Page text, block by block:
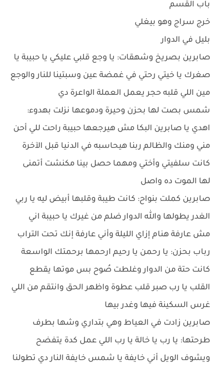
باب القسم
خرج سراج وهو بيغلي
بليل في الدوار
صابرين بصريخ وشهقات: يا وجع قلبي عليكي يا حبيبة يا
صغرك يا خيتي رحتي في غمضة عين وسبتينا للنار والوجع
مين اللي قلبه حجر يعمل العملة الواعرة دي
شمس بصت لها بحزن وحيرة ودموعها نزلت بهدوء:
اهدي يا صابرين البكا مش هيرجعها حبيبة راحت للي أحن
مني ومنك والظالم ربنا هيحاسبه في الدنيا قبل الآخرة
كانت سلفيتي وأختي ومهما حصل بينا مكنشت أتمنى
لها الموت ده واصل
صابرين كملت بنواح: كانت طيبة وقلبها أبيض ليه يا ربي
الغدر يطولها والله الدوار ضلم من غيرك يا حبيبة اني
مش عارفة هنام إزاي الليلة وأني عارفة إنك تحت التراب
رباب بحزن: يا رحمن يا رحيم ارحمها برحمتك الواسعة
كانت حتة من الدوار وغلطت صُوح بس موتها يقطع
القلب يا رب صبر قلب عطوة واظهر الحق وانتقم من اللي
غرس السكينة فيها وغدر بيها
صابرين زادت في العياط وهي بتداري وشها بطرف
طرحتها: يا رب يا خالة يا رب اللي عمل كدة يتفضح
ويشوف الويل أني خايفة يا شمس خايفة النار دي تطولنا